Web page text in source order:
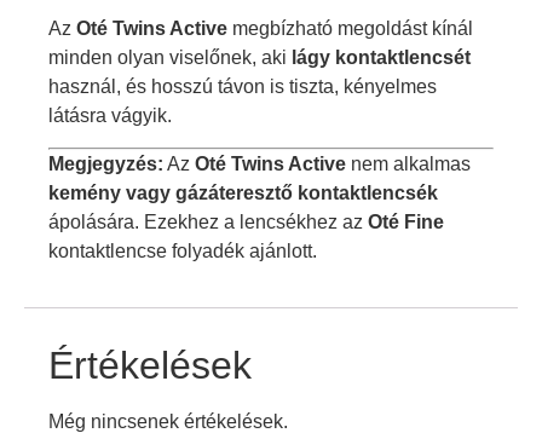
Az Oté Twins Active megbízható megoldást kínál
minden olyan viselőnek, aki lágy kontaktlencsét
használ, és hosszú távon is tiszta, kényelmes
látásra vágyik.
Megjegyzés: Az Oté Twins Active nem alkalmas
kemény vagy gázáteresztő kontaktlencsék
ápolására. Ezekhez a lencsékhez az Oté Fine
kontaktlencse folyadék ajánlott.
Értékelések
Még nincsenek értékelések.